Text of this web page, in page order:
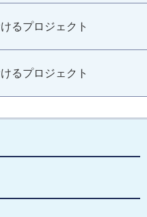
るプロジェクト
るプロジェクト